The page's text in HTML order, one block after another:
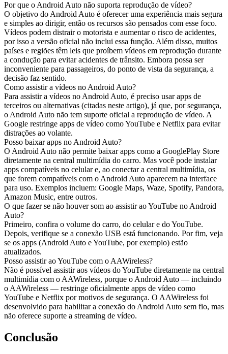
Por que o Android Auto não suporta reprodução de vídeo?
O objetivo do Android Auto é oferecer uma experiência mais segura
e simples ao dirigir, então os recursos são pensados com esse foco.
Vídeos podem distrair o motorista e aumentar o risco de acidentes,
por isso a versão oficial não inclui essa função. Além disso, muitos
países e regiões têm leis que proíbem vídeos em reprodução durante
a condução para evitar acidentes de trânsito. Embora possa ser
inconveniente para passageiros, do ponto de vista da segurança, a
decisão faz sentido.
Como assistir a vídeos no Android Auto?
Para assistir a vídeos no Android Auto, é preciso usar apps de
terceiros ou alternativas (citadas neste artigo), já que, por segurança,
o Android Auto não tem suporte oficial a reprodução de vídeo. A
Google restringe apps de vídeo como YouTube e Netflix para evitar
distrações ao volante.
Posso baixar apps no Android Auto?
O Android Auto não permite baixar apps como a GooglePlay Store
diretamente na central multimídia do carro. Mas você pode instalar
apps compatíveis no celular e, ao conectar a central multimídia, os
que forem compatíveis com o Android Auto aparecem na interface
para uso. Exemplos incluem: Google Maps, Waze, Spotify, Pandora,
Amazon Music, entre outros.
O que fazer se não houver som ao assistir ao YouTube no Android
Auto?
Primeiro, confira o volume do carro, do celular e do YouTube.
Depois, verifique se a conexão USB está funcionando. Por fim, veja
se os apps (Android Auto e YouTube, por exemplo) estão
atualizados.
Posso assistir ao YouTube com o AAWireless?
Não é possível assistir aos vídeos do YouTube diretamente na central
multimídia com o AAWireless, porque o Android Auto — incluindo
o AAWireless — restringe oficialmente apps de vídeo como
YouTube e Netflix por motivos de segurança. O AAWireless foi
desenvolvido para habilitar a conexão do Android Auto sem fio, mas
não oferece suporte a streaming de vídeo.
Conclusão